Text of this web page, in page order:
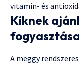
vitamin- és
Kiknek
A meggy